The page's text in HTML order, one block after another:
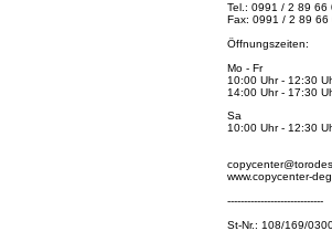
Tel.: 0991 / 2 89 66
Fax: 0991 / 2 89 66
Öffnungszeiten:
Mo - Fr
10:00 Uhr - 12:30
14:00 Uhr - 17:30
Sa
10:00 Uhr - 12:30
www.copycenter-
-----------------------------
St-Nr.: 108/169/